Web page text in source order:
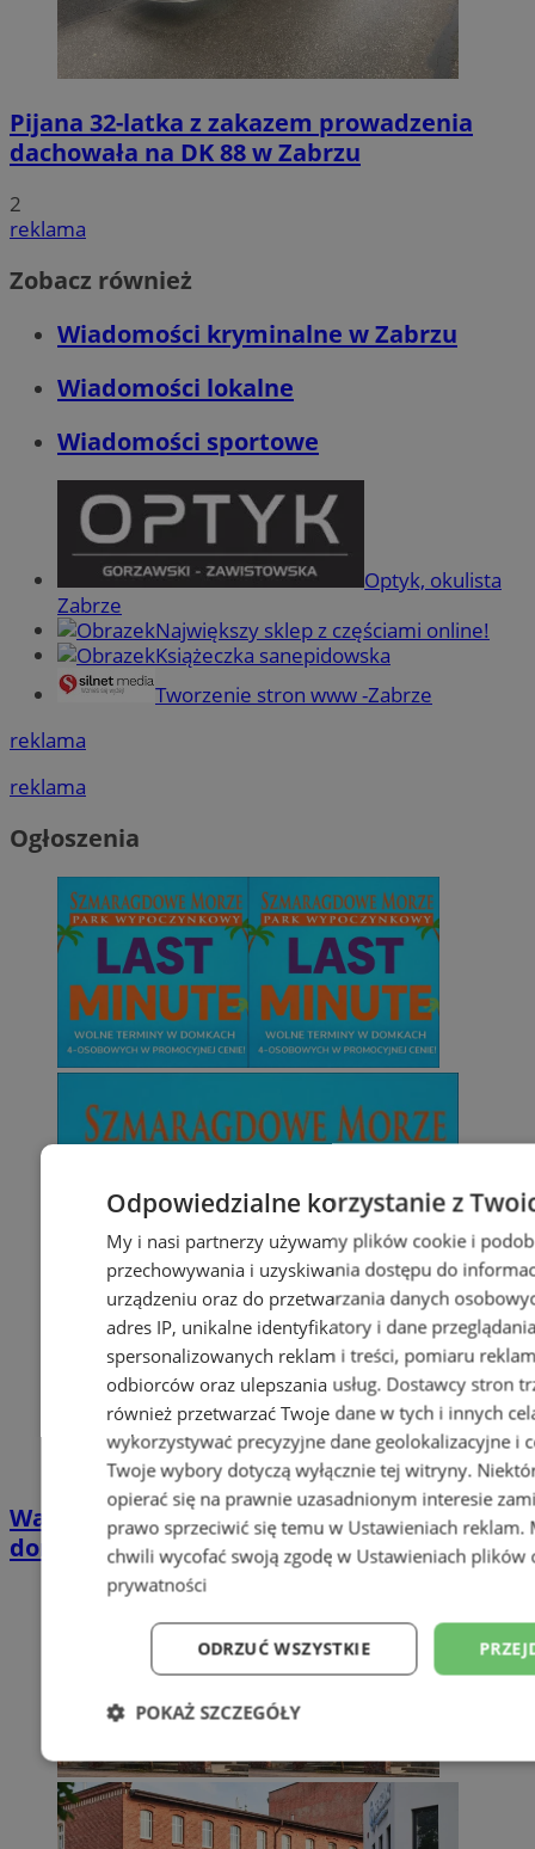
Pijana 32-latka z zakazem prowadzenia
dachowała na DK 88 w Zabrzu
2
reklama
Zobacz również
Wiadomości kryminalne w Zabrzu
Wiadomości lokalne
Wiadomości sportowe
Optyk, okulista
Zabrze
Największy sklep z częściami online!
Książeczka sanepidowska
Tworzenie stron www -Zabrze
reklama
reklama
Ogłoszenia
Wakacyjny wypoczynek nad Bałtykiem w
domkach Szmaragdowe Morze
Odpowiedzialne korzystanie z
My i nasi partnerzy używamy plików cookie i
przechowywania i uzyskiwania dostępu do
urządzeniu oraz do przetwarzania danych
adres IP, unikalne identyfikatory i dane
spersonalizowanych reklam i treści, pomiaru
odbiorców oraz ulepszania usług. Dostawcy stron
również przetwarzać Twoje dane w tych i innych
wykorzystywać precyzyjne dane geolokalizacyjne i
Twoje wybory dotyczą wyłącznie tej witryny.
opierać się na prawnie uzasadnionym interesie
prawo sprzeciwić się temu w Ustawieniach reklam.
chwili wycofać swoją zgodę w Ustawieniach plików
prywatności
ODRZUĆ WSZYSTKIE
POKAŻ SZCZEGÓŁY
Niezbędne Wydajność